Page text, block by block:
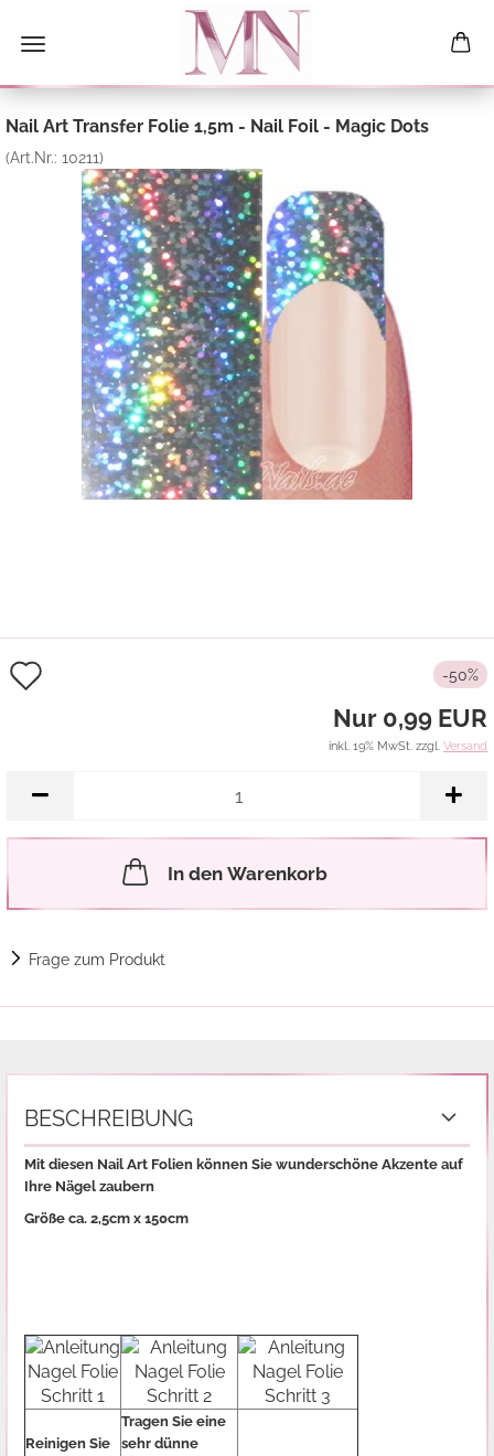
Nail Art Transfer Folie 1,5m - Nail Foil - Magic Dots
(Art.Nr.: 10211)
-50%
Nur 0,99 EUR
inkl. 19% MwSt. zzgl. Versand
In den Warenkorb
Frage zum Produkt
BESCHREIBUNG
Mit diesen Nail Art Folien können Sie wunderschöne Akzente auf
Ihre Nägel zaubern
Größe ca. 2,5cm x 150cm
Reinigen Sie
Tragen Sie eine
sehr dünne